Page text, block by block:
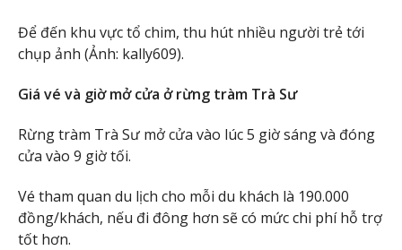
Để đến khu vực tổ chim, thu hút nhiều người trẻ tới
chụp ảnh (Ảnh: kally609).
Giá vé và giờ mở cửa ở rừng tràm Trà Sư
Rừng tràm Trà Sư mở cửa vào lúc 5 giờ sáng và đóng
cửa vào 9 giờ tối.
Vé tham quan du lịch cho mỗi du khách là 190.000
đồng/khách, nếu đi đông hơn sẽ có mức chi phí hỗ trợ
tốt hơn.